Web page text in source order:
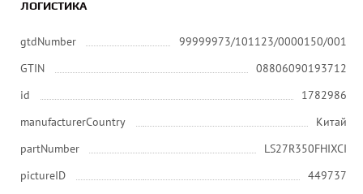
ЛОГИСТИКА
gtdNumber
99999973/101123/0000150/001
GTIN
08806090193712
id
1782986
manufacturerCountry
Китай
partNumber
LS27R350FHIXCI
pictureID
449737